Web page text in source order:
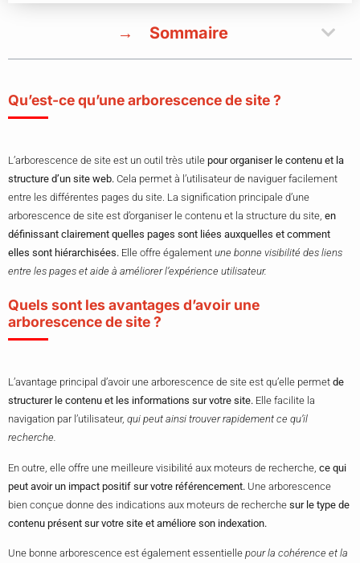
Sommaire
Qu’est-ce qu’une arborescence de site ?
L’arborescence de site est un outil très utile pour organiser le contenu et la
structure d’un site web. Cela permet à l’utilisateur de naviguer facilement
entre les différentes pages du site. La signification principale d’une
arborescence de site est d’organiser le contenu et la structure du site, en
définissant clairement quelles pages sont liées auxquelles et comment
elles sont hiérarchisées. Elle offre également une bonne visibilité des liens
entre les pages et aide à améliorer l’expérience utilisateur.
Quels sont les avantages d’avoir une
arborescence de site ?
L’avantage principal d’avoir une arborescence de site est qu’elle permet de
structurer le contenu et les informations sur votre site. Elle facilite la
navigation par l’utilisateur, qui peut ainsi trouver rapidement ce qu’il
recherche.
En outre, elle offre une meilleure visibilité aux moteurs de recherche, ce qui
peut avoir un impact positif sur votre référencement. Une arborescence
bien conçue donne des indications aux moteurs de recherche sur le type de
contenu présent sur votre site et améliore son indexation.
Une bonne arborescence est également essentielle pour la cohérence et la